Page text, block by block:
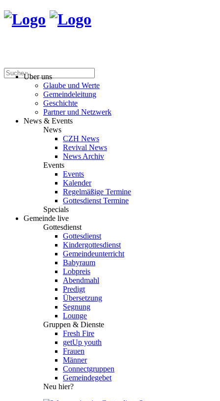
Über uns
Glaube und Werte
Gemeindeleitung
Geschichte
Partner und Netzwerk
News & Events
News
CZH News
Revival News
News Archiv
Events
Events
Kalender
Regelmäßige Termine
Gottesdienst Termine
Specials
Gemeinde live
Gottesdienst
Gottesdienst
Kindergottesdienst
Gemeindeunterricht
Babyraum
Lobpreis
Abendmahl
Predigt
Übersetzung
Segnung
Lounge
Gruppen & Dienste
Fresh Fire
getUp youth
Frauen
Männer
Connectgruppen
Gemeindegebet
Neu hier?